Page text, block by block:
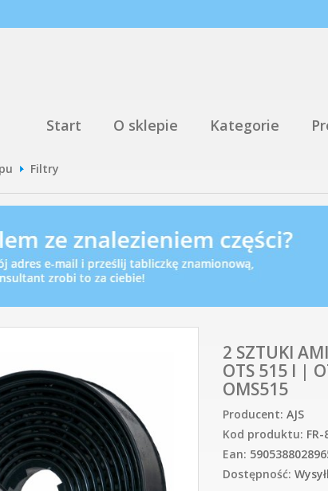
Start O sklepie Kategorie
Filtry
2 SZTUKI
OTS 515 l |
OMS515
Producent: AJS
Kod produktu:
Ean:
Dostępność: